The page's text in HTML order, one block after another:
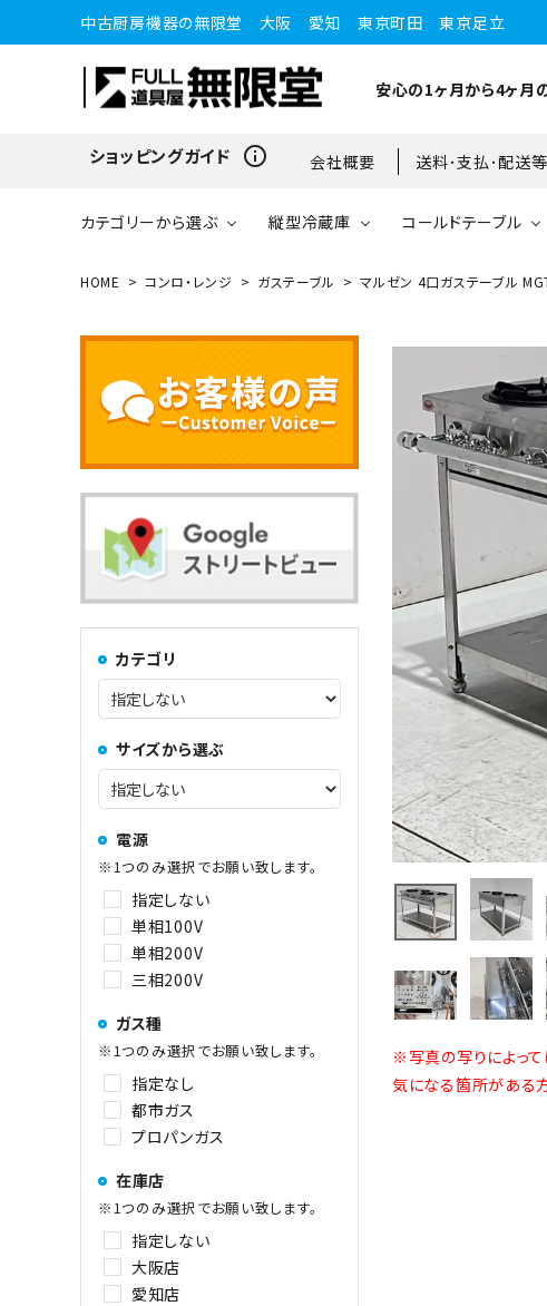
中古厨房機器の無限堂 大阪 愛知 東京町田 東京足立
安心の1ヶ月から4ヶ月
ショッピングガイド info_outline 会社概要 送料･支払･配送等
カテゴリーから選ぶ
ショーケース 対面
コンロ・レンジ 業務
スー
コーヒーマシン関連 その
その他
縦型冷蔵庫
ブラストチラー・ショックフ
リーザー
コールドテーブル
ドロワータイプ・他
65kg 75kg
100kg以上 チッ
ワインセラー・ワインクーラ
ー
ホッ
HOME コンロ・レンジ ガステーブル マルゼン 4口ガステーブル
カテゴリ
サイズから選ぶ
電源
※1つのみ選択でお願い致します。
指定しない
単相100V
単相200V
三相200V
ガス種
※1つのみ選択でお願い致します。
指定なし
都市ガス
プロパンガス
在庫店
※1つのみ選択でお願い致します。
指定しない
大阪店
愛知店
※写真の写りによっ
気になる箇所がある